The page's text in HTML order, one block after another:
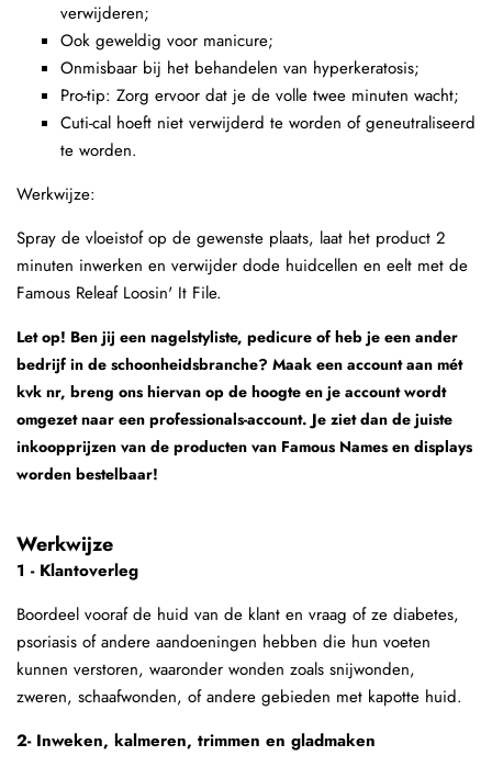
verwijderen;
Ook geweldig voor manicure;
Onmisbaar bij het behandelen van hyperkeratosis;
Pro-tip: Zorg ervoor dat je de volle twee minuten wacht;
Cuti-cal hoeft niet verwijderd te worden of geneutraliseerd
te worden.
Werkwijze:
Spray de vloeistof op de gewenste plaats, laat het product 2
minuten inwerken en verwijder dode huidcellen en eelt met de
Famous Releaf Loosin' It File.
Let op! Ben jij een nagelstyliste, pedicure of heb je een ander
bedrijf in de schoonheidsbranche? Maak een account aan mét
kvk nr, breng ons hiervan op de hoogte en je account wordt
omgezet naar een professionals-account. Je ziet dan de juiste
inkoopprijzen van de producten van Famous Names en displays
worden bestelbaar!
Werkwijze
1 - Klantoverleg
Boordeel vooraf de huid van de klant en vraag of ze diabetes,
psoriasis of andere aandoeningen hebben die hun voeten
kunnen verstoren, waaronder wonden zoals snijwonden,
zweren, schaafwonden, of andere gebieden met kapotte huid.
2- Inweken, kalmeren, trimmen en gladmaken